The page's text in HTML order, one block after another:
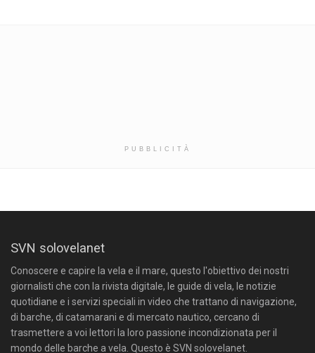
Conoscere e capire la vela e il mare, questo l'obiettivo dei nostri
di barche, di catamarani e di mercato nautico, cercano di
trasmettere a voi lettori la loro passione incondizionata per il
mondo delle barche a vela. Questo è SVN solovelanet.
SVN solovelanet - Testata registrata Tribunale di Roma
n.117/2015 del 09/07/2015 - Direttore responsabile
Maurizio
Anzillotti